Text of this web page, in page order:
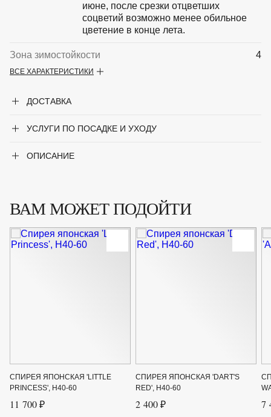
июне, после срезки отцветших
соцветий возможно менее обильное
цветение в конце лета.
Зона зимостойкости 4
ОписаниеКомпактный кустарник подушковидной
ширина — 80 см. Листья ярко-зелёные,
Цветки светло-розовые. Цветение
ОсобенностиСветолюбива, выносит полутень. К
почвам нетребовательна, растёт на всех
кислых или слабощелочных
дренированных субстратах.
Сорт 'Pink Sparkler'
Форма Раскидистый кустарник
ВСЕ ХАРАКТЕРИСТИКИ
ДОСТАВКА
УСЛУГИ ПО ПОСАДКЕ И УХОДУ
ОПИСАНИЕ
ВАМ МОЖЕТ ПОДОЙТИ
СПИРЕЯ ЯПОНСКАЯ 'LITTLE
PRINCESS', H40-60
11 700 ₽
СПИРЕЯ ЯПОНСКАЯ 'DART'S
RED', H40-60
2 400 ₽ 7